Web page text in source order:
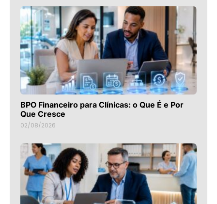
BPO Financeiro para Clínicas: o Que É e Por
Que Cresce
02/08/2026